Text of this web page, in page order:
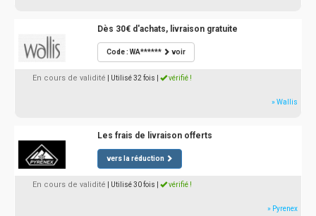
Dès 30€ d'achats, livraison gratuite
Code : WA****** voir
En cours de validité | Utilisé 32 fois vérifié !
» Wallis
Les frais de livraison offerts
vers la réduction
En cours de validité | Utilisé 30 fois vérifié !
» Pyrenex